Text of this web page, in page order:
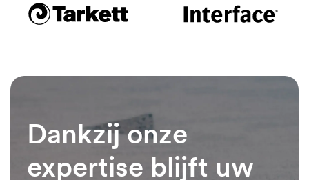
Dankzij onze
expertise blijft uw